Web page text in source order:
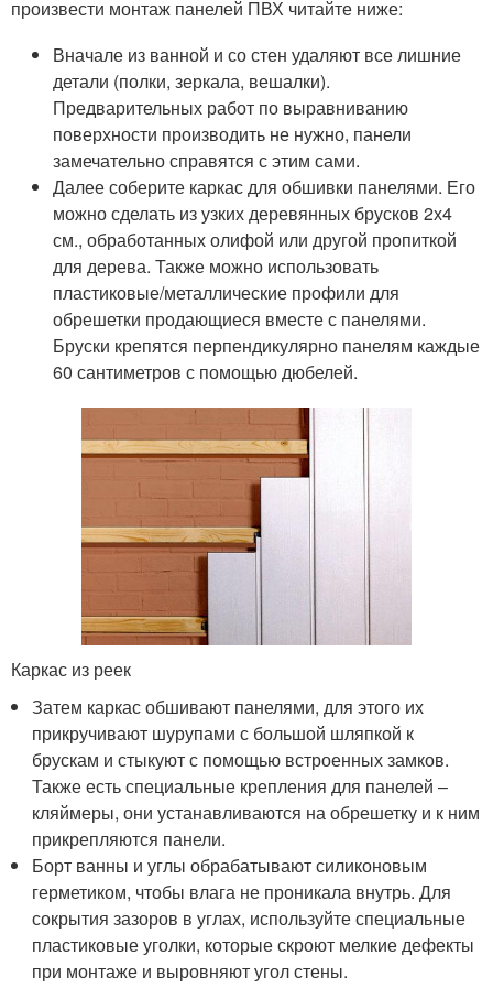
произвести монтаж панелей ПВХ читайте ниже:
Вначале из ванной и со стен удаляют все лишние
детали (полки, зеркала, вешалки).
Предварительных работ по выравниванию
поверхности производить не нужно, панели
замечательно справятся с этим сами.
Далее соберите каркас для обшивки панелями. Его
можно сделать из узких деревянных брусков 2х4
см., обработанных олифой или другой пропиткой
для дерева. Также можно использовать
пластиковые/металлические профили для
обрешетки продающиеся вместе с панелями.
Бруски крепятся перпендикулярно панелям каждые
60 сантиметров с помощью дюбелей.
Каркас из реек
Затем каркас обшивают панелями, для этого их
прикручивают шурупами с большой шляпкой к
брускам и стыкуют с помощью встроенных замков.
Также есть специальные крепления для панелей –
кляймеры, они устанавливаются на обрешетку и к ним
прикрепляются панели.
Борт ванны и углы обрабатывают силиконовым
герметиком, чтобы влага не проникала внутрь. Для
сокрытия зазоров в углах, используйте специальные
пластиковые уголки, которые скроют мелкие дефекты
при монтаже и выровняют угол стены.